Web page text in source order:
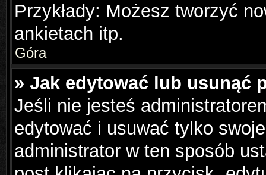
Przykłady: Możesz tworzyć
ankietach itp.
Góra
» Jak edytować lub usunąć
Jeśli nie jesteś
edytować i usuwać tylko
administrator w ten sposób